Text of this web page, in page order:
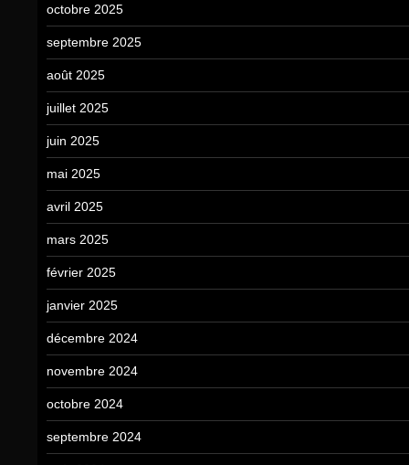
octobre 2025
septembre 2025
août 2025
juillet 2025
juin 2025
mai 2025
avril 2025
mars 2025
février 2025
janvier 2025
décembre 2024
novembre 2024
octobre 2024
septembre 2024